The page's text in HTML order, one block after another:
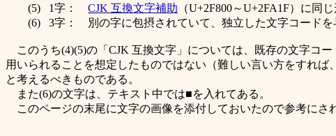
(5) 1字： CJK 互換文字補助 （U+2F800～U+2FA1F）に同
(6) 3字： 別の字に包摂されていて、独立した文字コードを
このうち(4)(5)の「CJK 互換文字」については、既存の文字コ
用いられることを想定したものではない（難しい言い方をすれば
と考えるべきものである。
また(6)の文字は、テキスト中では■を入れてある。
このページの末尾に文字の画像を添付しておいたので参考にさ